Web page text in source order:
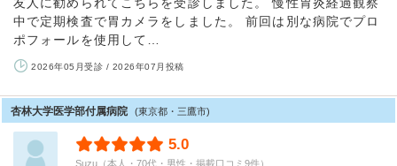
中で定期検査で胃カメラをしました。 前回は別な病院でプロ
ポフォールを使用して…
2026年05月受診 / 2026年07月投稿
杏林大学医学部付属病院 (東京都・三鷹市)
5.0
Suzu（本人・70代・男性・掲載口コミ9件）